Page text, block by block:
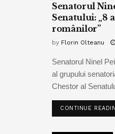
Senatorul
Senatului: „8
românilor”
by Florin Olteanu
Senatorul Ninel
al grupului
Chestor al
CONTINUE